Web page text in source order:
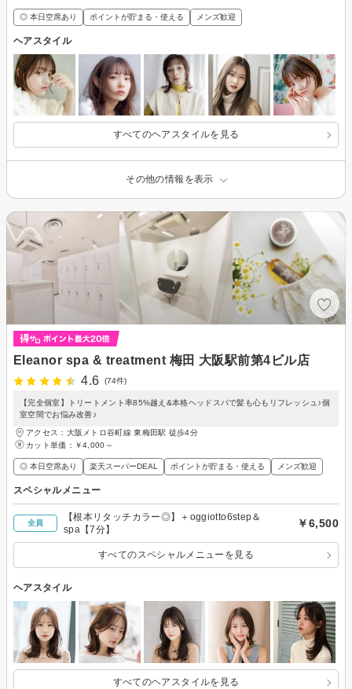
◎ 本日空席あり ポイントが貯まる・使える メンズ歓迎
ヘアスタイル
すべてのヘアスタイルを見る
その他の情報を表示
Eleanor spa & treatment 梅田 大阪駅前第4ビル店
4.6
(74件)
【完全個室】トリートメント率85%越え&本格ヘッドスパで髪も心もリフレッシュ♪個
室空間でお悩み改善♪
アクセス：大阪メトロ谷町線 東梅田駅 徒歩4分
カット単価： ￥4,000～
◎ 本日空席あり 楽天スーパーDEAL ポイントが貯まる・使える メンズ歓迎
スペシャルメニュー
全員
【根本リタッチカラー◎】＋oggiotto6step＆
spa【7分】
￥6,500
すべてのスペシャルメニューを見る
ヘアスタイル
すべてのヘアスタイルを見る